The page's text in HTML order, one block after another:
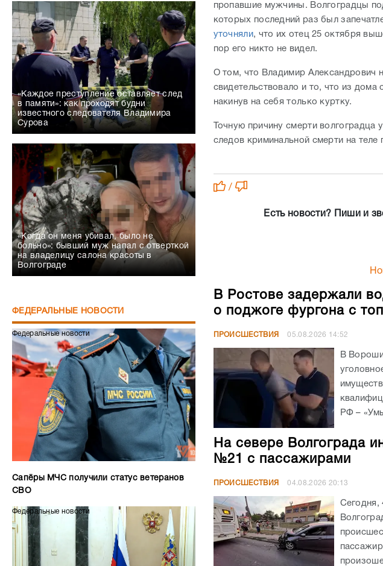
«Каждое преступление оставляет след
в памяти»: как проходят будни
известного следователя Владимира
Сурова
«Когда он меня убивал, было не
больно»: бывший муж напал с отверткой
на владелицу салона красоты в
Волгограде
ФЕДЕРАЛЬНЫЕ НОВОСТИ
Федеральные новости
Сапёры МЧС получили статус ветеранов
СВО
Федеральные новости
пропавшие мужчины. Волгоградцы
которых последний раз был
уточняли, что их отец 25 октября
пор его никто не видел.
О том, что Владимир Александрович
свидетельствовало и то, что из
накинув на себя только куртку.
Точную причину смерти
следов криминальной смерти на
/
Есть новости? Пиши и
В Ростове задержали
о поджоге фургона с
ПРОИСШЕСТВИЯ 05.08.2026 14:52
В
РФ –
На севере Волгограда
№21 с пассажирами
ПРОИСШЕСТВИЯ 04.08.2026 20:13
Сегодня,